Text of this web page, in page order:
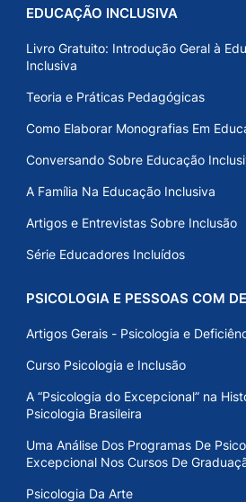
EDUCAÇÃO INCLUSIVA
Livro Gratuito: Introdução Geral à
Inclusiva
Teoria e Práticas Pedagógicas
Como Elaborar Monografias Em
Conversando Sobre Educação
A Família Na Educação Inclusiva
Artigos e Entrevistas Sobre Inclusão
Série Educadores Incluídos
PSICOLOGIA E PESSOAS COM
Artigos Gerais - Psicologia e
Curso Psicologia e Inclusão
A “Psicologia do Excepcional” na
Psicologia Brasileira
Uma Análise Dos Programas De
Excepcional Nos Cursos De
Psicologia Da Arte